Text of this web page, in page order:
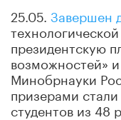
25.05. Завершен
президентскую
возможностей»
Минобрнауки
призерами
студентов из 48